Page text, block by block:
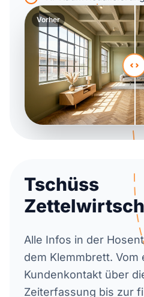
Vorher
Tschüss
Alle Infos in der
dem Klemmbrett. Vom
Kundenkontakt über
Zeiterfassung bis zur